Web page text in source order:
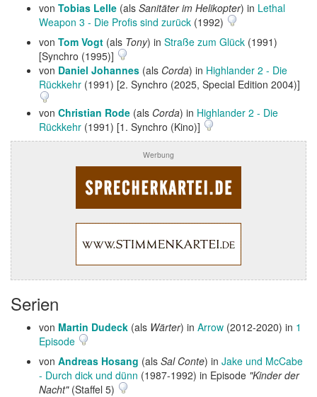
von Tobias Lelle (als Sanitäter im Helikopter) in Lethal
Weapon 3 - Die Profis sind zurück (1992)
von Tom Vogt (als Tony) in Straße zum Glück (1991)
[Synchro (1995)]
von Daniel Johannes (als Corda) in Highlander 2 - Die
Rückkehr (1991) [2. Synchro (2025, Special Edition 2004)]
von Christian Rode (als Corda) in Highlander 2 - Die
Rückkehr (1991) [1. Synchro (Kino)]
Werbung
Serien
von Martin Dudeck (als Wärter) in Arrow (2012-2020) in 1
Episode
von Andreas Hosang (als Sal Conte) in Jake und McCabe
- Durch dick und dünn (1987-1992) in Episode "Kinder der
Nacht"(Staffel 5)